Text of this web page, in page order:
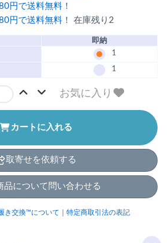
円で送料無料！
円で送料無料！ 在庫残り2
即納
1
1
お気に入り
カートに入れる
取寄せを依頼する
品について問い合わせる
き交換™について 特定商取引法の表記